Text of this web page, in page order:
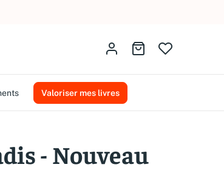
Identifiez-vousAller au panier
Valoriser mes livres
- Nouveau